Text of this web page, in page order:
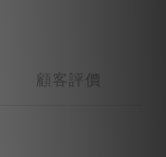
顧客評價